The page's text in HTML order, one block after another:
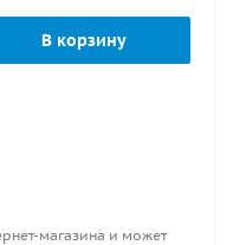
В корзину
магазина и может